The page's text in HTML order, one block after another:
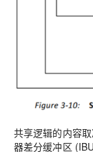
共享逻辑的内容
器差分缓冲区